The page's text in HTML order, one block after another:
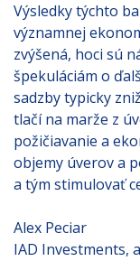
Výsledky týchto
významnej
zvýšená, hoci sú
špekuláciám o
sadzby typicky
tlačí na marže z
požičiavanie a
objemy úverov a
a tým stimulovať
Alex Peciar
IAD Investments,